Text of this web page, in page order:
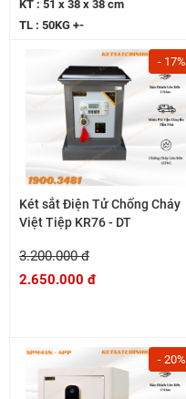
KT : 51 x 38 x 38 cm
TL : 50KG +-
- 17%
Két sắt Điện Tử Chống Cháy
Việt Tiệp KR76 - DT
3.200.000 đ
2.650.000 đ
- 20%